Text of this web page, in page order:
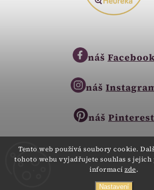
Tento web používá soubory cookie.
tohoto webu vyjadřujete souhlas s jejich
informací zde.
Nastavení
obchod@zlatnictvi-zlaticko.cz
náš
náš
náš Pinterest
Copyright © 2023
Všechna práva